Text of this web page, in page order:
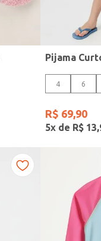
4 6
R$ 69,90
5x de R$ 13,